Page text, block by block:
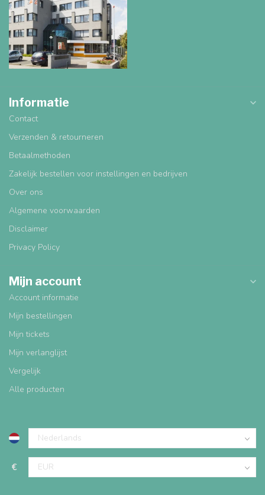
Informatie
Contact
Verzenden & retourneren
Betaalmethoden
Zakelijk bestellen voor instellingen en bedrijven
Over ons
Algemene voorwaarden
Disclaimer
Privacy Policy
Mijn account
Account informatie
Mijn bestellingen
Mijn tickets
Mijn verlanglijst
Vergelijk
Alle producten
€